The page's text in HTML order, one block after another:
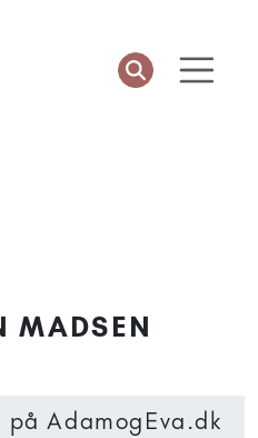
MADSEN
AdamogEva.dk